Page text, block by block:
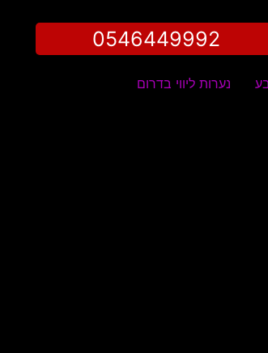
0546449992
נערות ליווי בדרום